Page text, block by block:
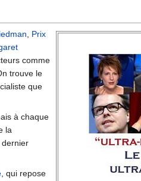
, Prix
comme
trouve le
que
à chaque
la
dernier
, qui repose